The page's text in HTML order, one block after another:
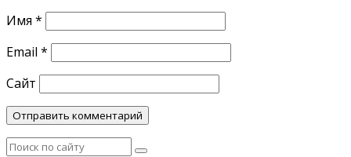
Имя *
Email *
Сайт